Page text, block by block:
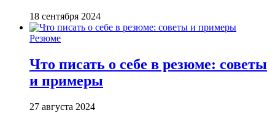
18 сентября 2024
Резюме
Что писать о себе в резюме: советы
и примеры
27 августа 2024